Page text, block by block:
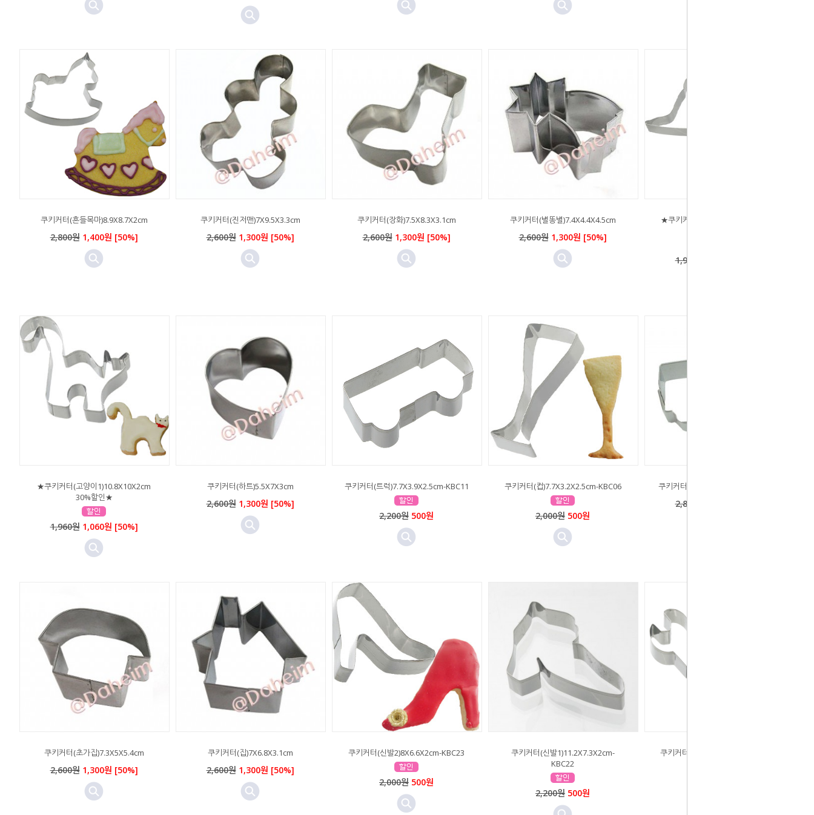
쿠키커터(흔들목마)8.9X8.7X2cm
2,800원1,400원 [50%]
쿠키커터(진저맨)7X9.5X3.3cm
2,600원1,300원 [50%]
쿠키커터(장화)7.5X8.3X3.1cm
2,600원1,300원 [50%]
쿠키커터(별똥별)7.4X4.4X4.5cm
2,600원1,300원 [50%]
★쿠키커터(마술모자)12.5X11X2cm
1,960원
★쿠키커터(고양이1)10.8X10X2cm
30%할인★
1,960원1,060원 [50%]
쿠키커터(하트)5.5X7X3cm
2,600원1,300원 [50%]
쿠키커터(트럭)7.7X3.9X2.5cm-KBC11
2,200원 500원
쿠키커터(컵)7.7X3.2X2.5cm-KBC06
2,000원 500원
쿠키커터(칙칙폭폭기차)8X4.3X3.5cm
2,800원
쿠키커터(초가집)7.3X5X5.4cm
2,600원1,300원 [50%]
쿠키커터(집)7X6.8X3.1cm
2,600원1,300원 [50%]
쿠키커터(신발2)8X6.6X2cm-KBC23
2,000원 500원
쿠키커터(신발1)11.2X7.3X2cm-
KBC22
2,200원 500원
쿠키커터(스패너)12X4X2cm-KNB46